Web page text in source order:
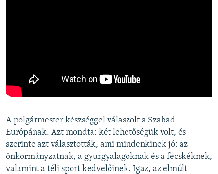
A polgármester készséggel válaszolt a Szabad
Európának. Azt mondta: két lehetőségük volt, és
szerinte azt választották, ami mindenkinek jó: az
önkormányzatnak, a gyurgyalagoknak és a fecskéknek,
valamint a téli sport kedvelőinek. Igaz, az elmúlt